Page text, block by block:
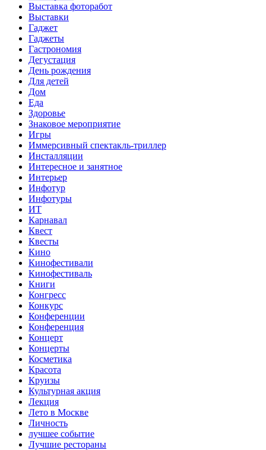
Выставка фоторабот
Выставки
Гаджет
Гаджеты
Гастрономия
Дегустация
День рождения
Для детей
Дом
Еда
Здоровье
Знаковое мероприятие
Игры
Иммерсивный спектакль-триллер
Инсталляции
Интересное и занятное
Интерьер
Инфотур
Инфотуры
ИТ
Карнавал
Квест
Квесты
Кино
Кинофестивали
Кинофестиваль
Книги
Конгресс
Конкурс
Конференции
Конференция
Концерт
Концерты
Косметика
Красота
Круизы
Культурная акция
Лекция
Лето в Москве
Личность
лучшее событие
Лучшие рестораны